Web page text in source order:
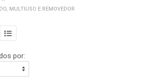
MULTIUSO E REMOVEDOR
por: